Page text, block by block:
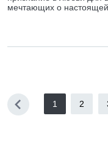
мечтающих о
1 2